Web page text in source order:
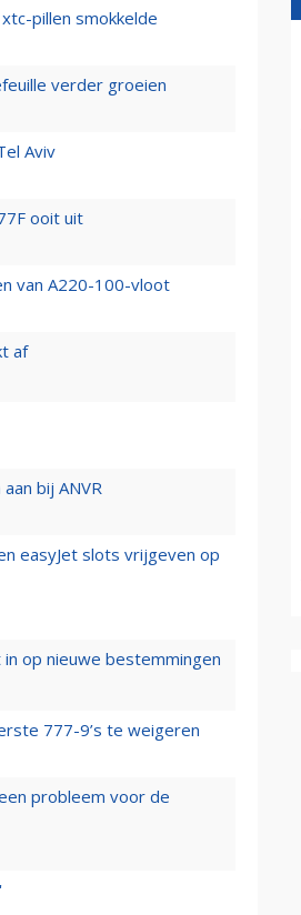
pillen smokkelde
verder groeien
Aviv
ooit uit
van A220-100-vloot
af
bij ANVR
easyJet slots vrijgeven op
op nieuwe bestemmingen
777-9’s te weigeren
probleem voor de